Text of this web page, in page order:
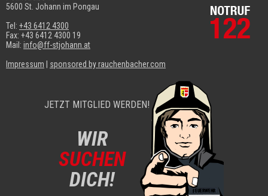
5600 St. Johann im Pongau
Tel: +43 6412 4300
Fax: +43 6412 4300 19
Mail: info@ff-stjohann.at
Impressum
sponsored by rauchenbacher.com
JETZT MITGLIED WERDEN!
WIR
SUCHEN
DICH!